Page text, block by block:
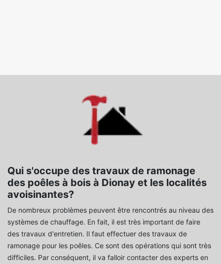
Qui s'occupe des travaux de ramonage
des poêles à bois à Dionay et les localités
avoisinantes?
De nombreux problèmes peuvent être rencontrés au niveau des
systèmes de chauffage. En fait, il est très important de faire
des travaux d'entretien. Il faut effectuer des travaux de
ramonage pour les poêles. Ce sont des opérations qui sont très
difficiles. Par conséquent, il va falloir contacter des experts en